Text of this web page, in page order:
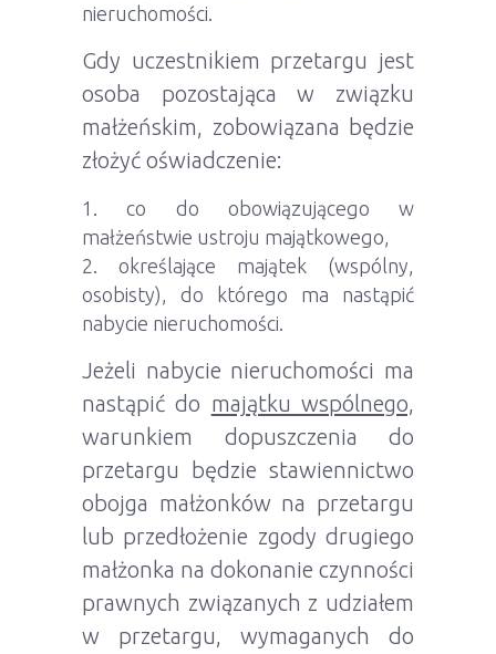
nieruchomości.
Gdy uczestnikiem przetargu jest
osoba pozostająca w związku
małżeńskim, zobowiązana będzie
złożyć oświadczenie:
co do obowiązującego w
małżeństwie ustroju majątkowego,
określające majątek (wspólny,
osobisty), do którego ma nastąpić
nabycie nieruchomości.
Jeżeli nabycie nieruchomości ma
nastąpić do majątku wspólnego,
warunkiem dopuszczenia do
przetargu będzie stawiennictwo
obojga małżonków na przetargu
lub przedłożenie zgody drugiego
małżonka na dokonanie czynności
prawnych związanych z udziałem
w przetargu, wymaganych do